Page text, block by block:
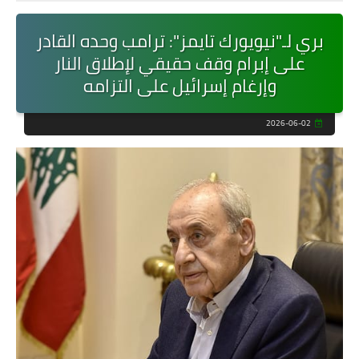
بري لـ"نيويورك تايمز": ترامب وحده القادر
على إبرام وقف حقيقي لإطلاق النار
وإرغام إسرائيل على التزامه
2026-06-02